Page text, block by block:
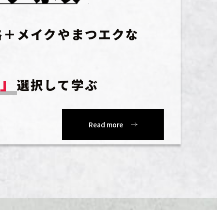
メイクやまつエクな
選択して学ぶ
Read more